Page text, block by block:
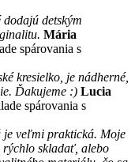
detským
Mária
spárovania s
kresielko, je nádherné,
Ďakujeme :) Lucia
spárovania s
je veľmi praktická. Moje
skladať, alebo